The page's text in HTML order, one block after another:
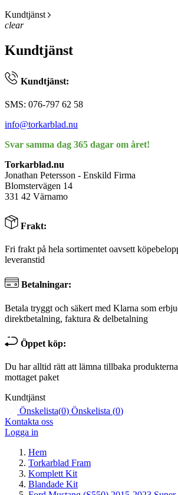
Kundtjänst
clear
Kundtjänst
Kundtjänst:
SMS: 076-797 62 58
info@torkarblad.nu
Svar samma dag 365 dagar om året!
Torkarblad.nu
Jonathan Petersson - Enskild Firma
Blomstervägen 14
331 42 Värnamo
Frakt:
Fri frakt på hela sortimentet oavsett
leveranstid
Betalningar:
Betala tryggt och säkert med Klarna som
direktbetalning, faktura & delbetalning
Öppet köp:
Du har alltid rätt att lämna tillbaka
mottaget paket
Kundtjänst
Önskelista(0) Önskelista (0)
Kontakta oss
Logga in
Hem
Torkarblad Fram
Komplett Kit
Blandade Kit